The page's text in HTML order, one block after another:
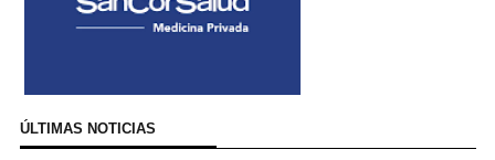
ÚLTIMAS NOTICIAS